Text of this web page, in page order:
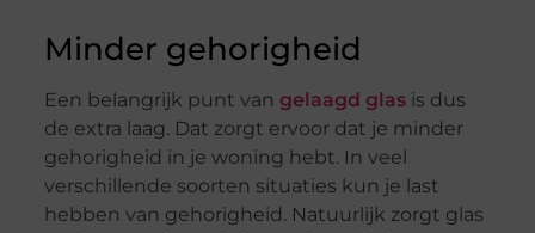
Minder gehorigheid
Een belangrijk punt van gelaagd glasis dus
de extra laag. Dat zorgt ervoor dat je minder
gehorigheid in je woning hebt. In veel
verschillende soorten situaties kun je last
hebben van gehorigheid. Natuurlijk zorgt glas